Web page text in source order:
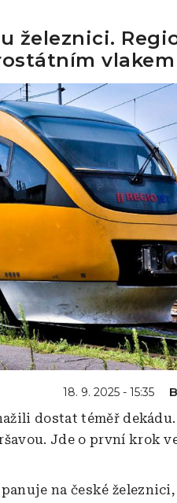
železnici.
vlakem
18. 9. 2025 - 15:35
dostat téměř
Jde o první krok
na české železnici,